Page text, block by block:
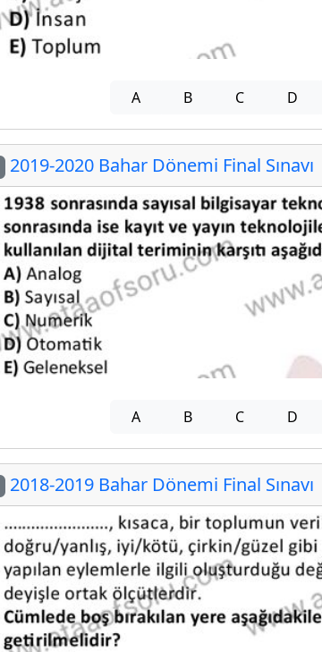
A B C D
2019-2020 Bahar Dönemi Final Sınavı
A B C D
2018-2019 Bahar Dönemi Final Sınavı